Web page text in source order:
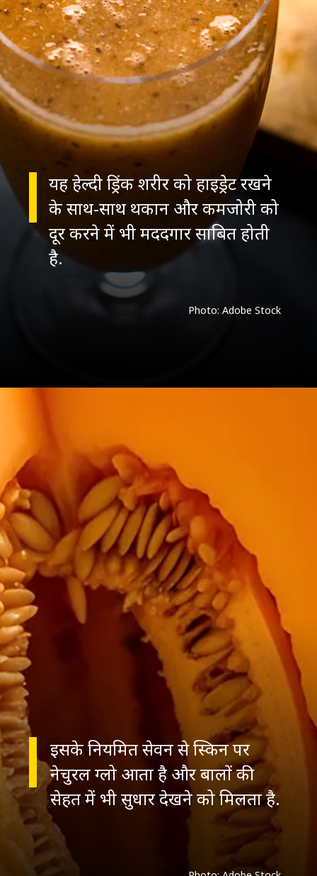
यह हेल्दी ड्रिंक शरीर को हाइड्रेट रखने
के साथ-साथ थकान और कमजोरी को
दूर करने में भी मददगार साबित होती
है.
Photo: Adobe Stock
इसके नियमित सेवन से स्किन पर
नेचुरल ग्लो आता है और बालों की